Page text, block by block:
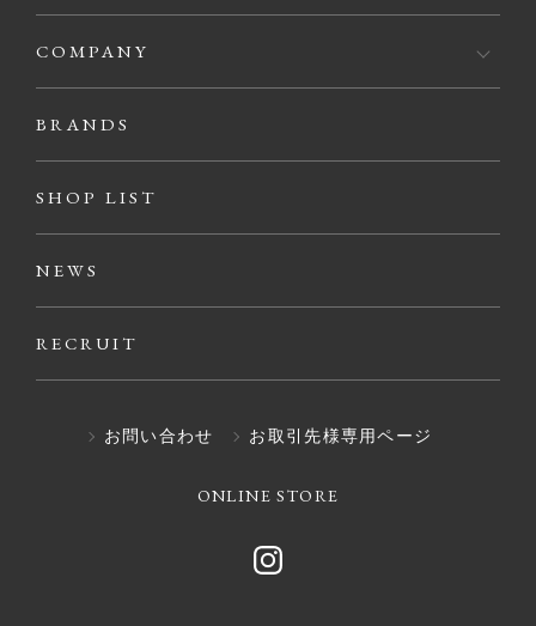
COMPANY
BRANDS
SHOP LIST
NEWS
RECRUIT
お問い合わせ お取引先様専用ページ
ONLINE STORE